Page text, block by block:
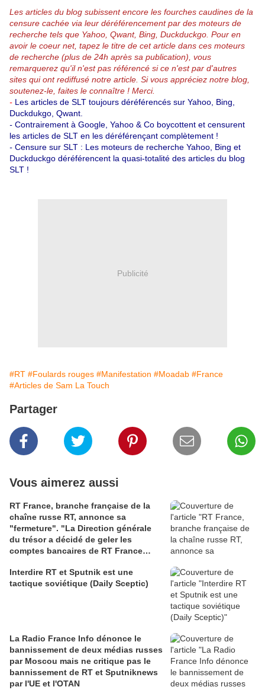
Les articles du blog subissent encore les fourches caudines de la
censure cachée via leur déréférencement par des moteurs de
recherche tels que Yahoo, Qwant, Bing, Duckduckgo. Pour en
avoir le coeur net, tapez le titre de cet article dans ces moteurs
de recherche (plus de 24h après sa publication), vous
remarquerez qu'il n'est pas référencé si ce n'est par d'autres
sites qui ont rediffusé notre article. Si vous appréciez notre blog,
soutenez-le, faites le connaître ! Merci.
- Les articles de SLT toujours déréférencés sur Yahoo, Bing,
Duckdukgo, Qwant.
- Contrairement à Google, Yahoo & Co boycottent et censurent
les articles de SLT en les déréférençant complètement !
- Censure sur SLT : Les moteurs de recherche Yahoo, Bing et
Duckduckgo déréférencent la quasi-totalité des articles du blog
SLT !
Publicité
#RT #Foulards rouges #Manifestation #Moadab #France
#Articles de Sam La Touch
Partager
Vous aimerez aussi
RT France, branche française de la
chaîne russe RT, annonce sa
"fermeture". "La Direction générale
du trésor a décidé de geler les
comptes bancaires de RT France
notre activité" selon la directrice de
RT (AFP)
Interdire RT et Sputnik est une
tactique soviétique (Daily Sceptic)
La Radio France Info dénonce le
bannissement de deux médias russes
par Moscou mais ne critique pas le
bannissement de RT et Sputniknews
par l'UE et l'OTAN